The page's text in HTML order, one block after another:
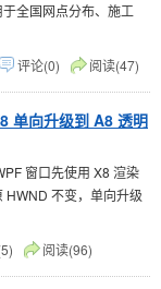
全国网点分布、施工
评论(0) 阅读(47)
单向升级到 A8 透明
窗口先使用 X8 渲染
HWND 不变，单向升级
阅读(96)